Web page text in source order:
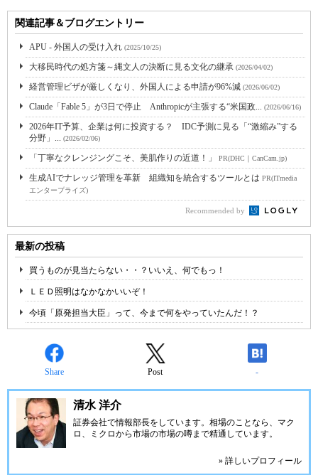
関連記事＆ブログエントリー
APU - 外国人の受け入れ (2025/10/25)
大移民時代の処方箋～縄文人の決断に見る文化の継承 (2026/04/02)
経営管理ビザが厳しくなり、外国人による申請が96%減 (2026/06/02)
Claude「Fable 5」が3日で停止 Anthropicが主張する“米国政... (2026/06/16)
2026年IT予算、企業は何に投資する？ IDC予測に見る「“激縮み”する
分野」... (2026/02/06)
「丁寧なクレンジングこそ、美肌作りの近道！」 PR(DHC｜CanCam.jp)
生成AIでナレッジ管理を革新 組織知を統合するツールとは PR(ITmedia
エンタープライズ)
Recommended by
最新の投稿
買うものが見当たらない・・？いいえ、何でもっ！
ＬＥＤ照明はなかなかいいぞ！
今頃「原発担当大臣」って、今まで何をやっていたんだ！？
Share Post -
清水 洋介
証券会社で情報部長をしています。相場のことなら、マク
ロ、ミクロから市場の市場の噂まで精通しています。
» 詳しいプロフィール